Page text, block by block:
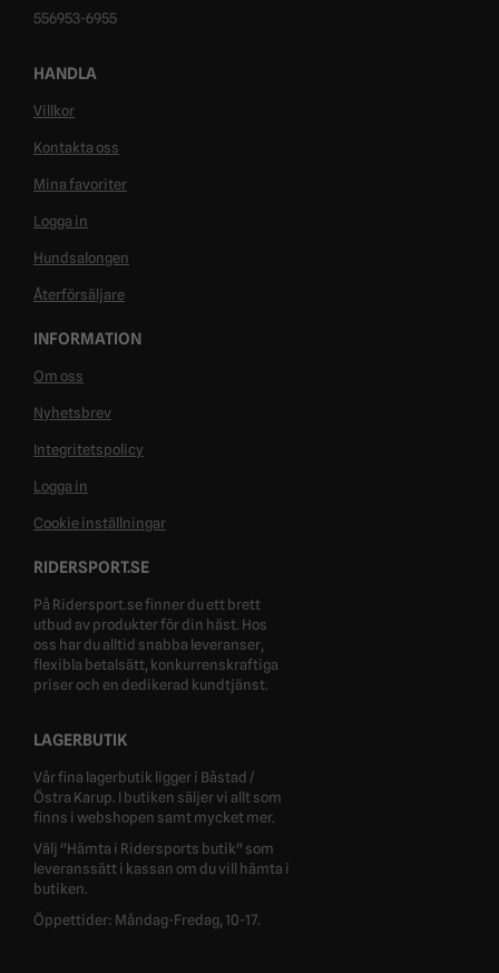
556953-6955
HANDLA
Villkor
Kontakta oss
Mina favoriter
Logga in
Hundsalongen
Återförsäljare
INFORMATION
Om oss
Nyhetsbrev
Integritetspolicy
Logga in
Cookie inställningar
RIDERSPORT.SE
På Ridersport.se finner du ett brett
utbud av produkter för din häst. Hos
oss har du alltid snabba leveranser,
flexibla betalsätt, konkurrenskraftiga
priser och en dedikerad kundtjänst.
LAGERBUTIK
Vår fina lagerbutik ligger i Båstad /
Östra Karup. I butiken säljer vi allt som
finns i webshopen samt mycket mer.
Välj "Hämta i Ridersports butik" som
leveranssätt i kassan om du vill hämta i
butiken.
Öppettider: Måndag-Fredag, 10-17.